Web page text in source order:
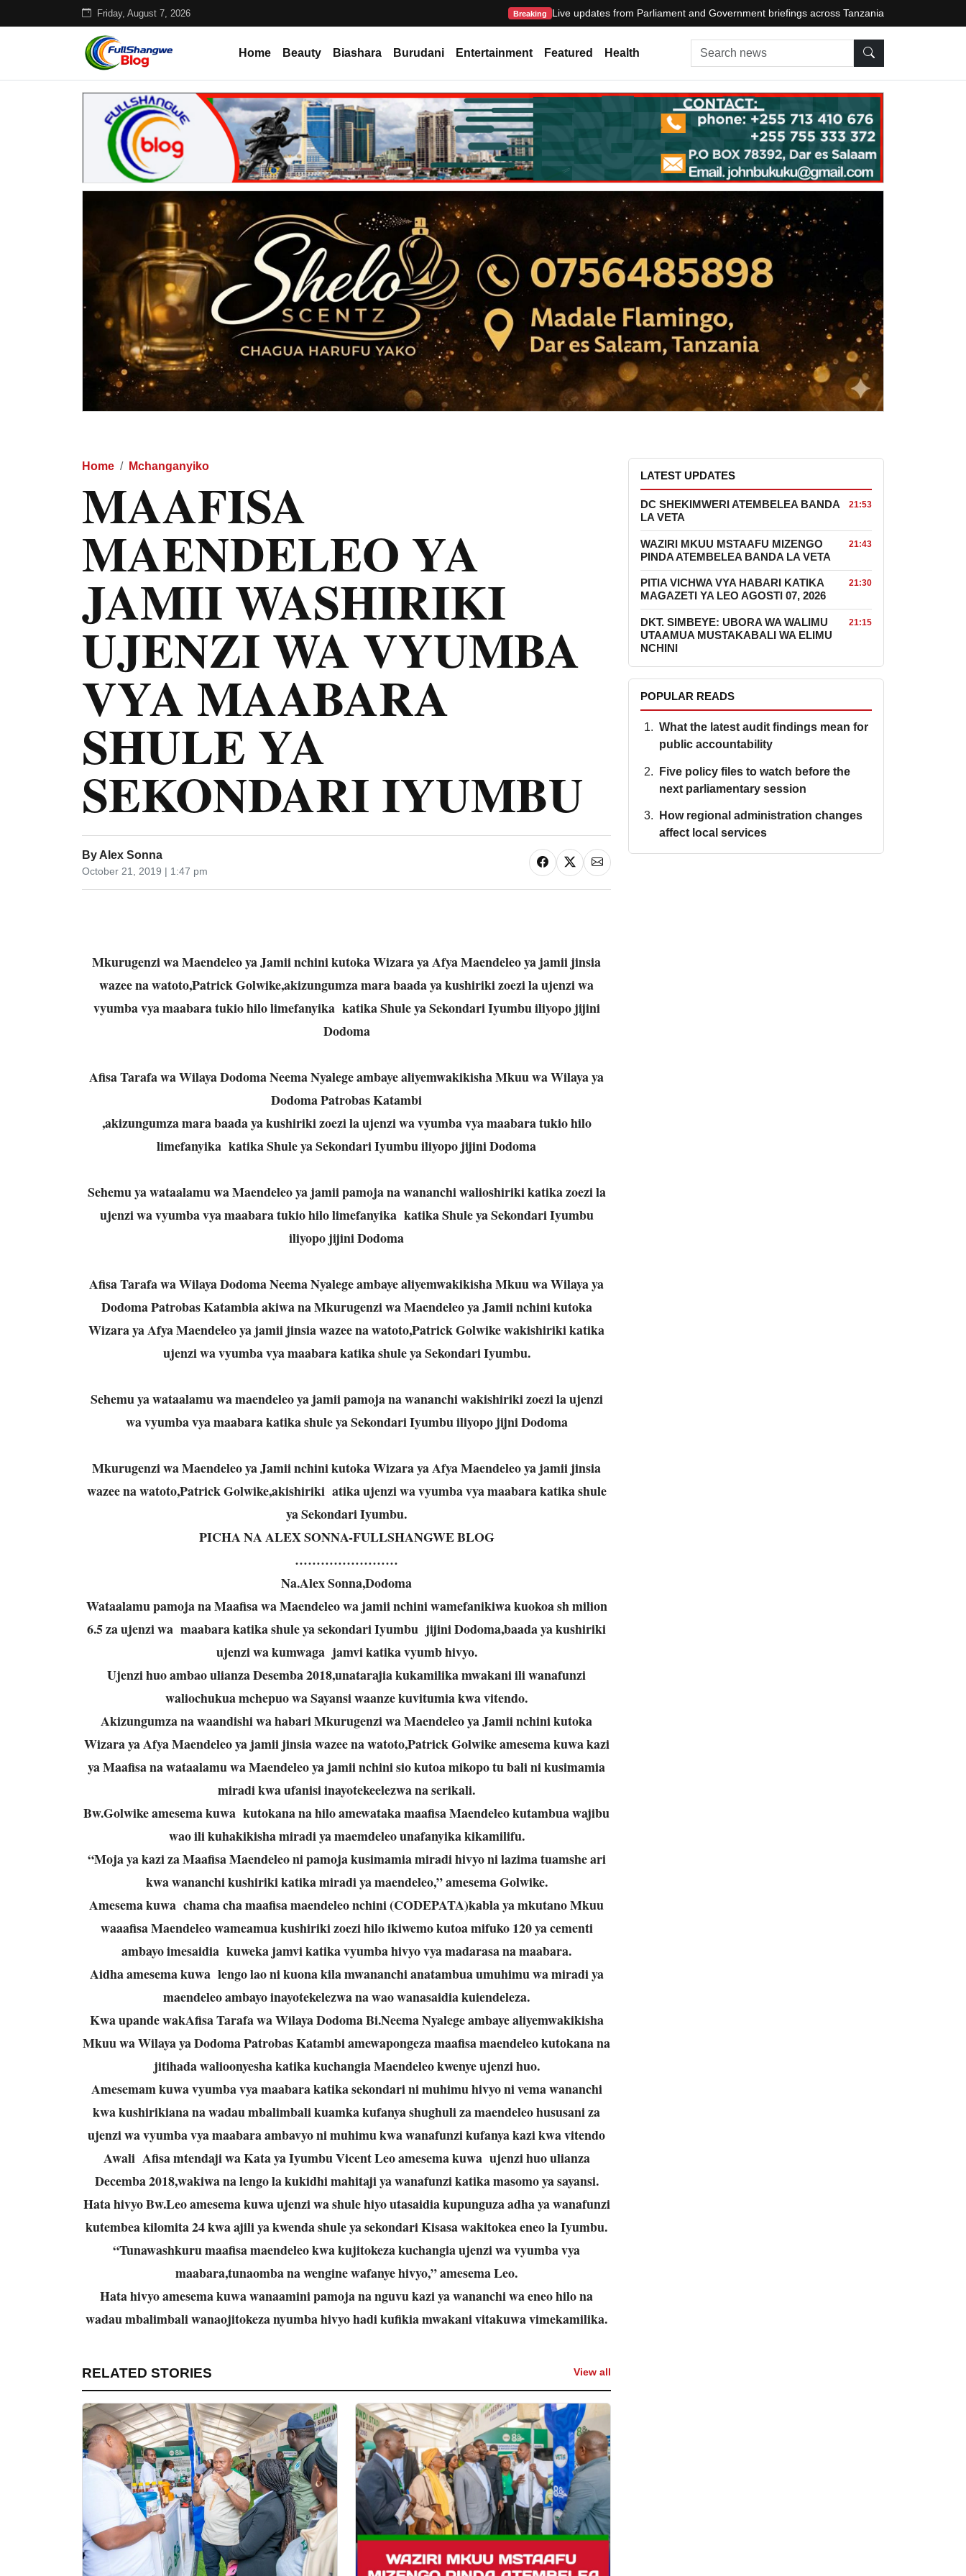
Friday, August 7, 2026 Breaking Live updates from Parliament and Government briefings across Tanzania
Home Beauty Biashara Burudani Entertainment Featured Health Search news
Home Mchanganyiko
MAAFISA
MAENDELEO YA
JAMII WASHIRIKI
UJENZI WA VYUMBA
VYA MAABARA
SHULE YA
SEKONDARI IYUMBU
By Alex Sonna
October 21, 2019 | 1:47 pm
Mkurugenzi wa Maendeleo ya Jamii nchini kutoka Wizara ya Afya Maendeleo ya jamii jinsia
wazee na watoto,Patrick Golwike,akizungumza mara baada ya kushiriki zoezi la ujenzi wa
vyumba vya maabara tukio hilo limefanyika katika Shule ya Sekondari Iyumbu iliyopo jijini
Dodoma
Afisa Tarafa wa Wilaya Dodoma Neema Nyalege ambaye aliyemwakikisha Mkuu wa Wilaya ya
Dodoma Patrobas Katambi
,akizungumza mara baada ya kushiriki zoezi la ujenzi wa vyumba vya maabara tukio hilo
limefanyika katika Shule ya Sekondari Iyumbu iliyopo jijini Dodoma
Sehemu ya wataalamu wa Maendeleo ya jamii pamoja na wananchi walioshiriki katika zoezi la
ujenzi wa vyumba vya maabara tukio hilo limefanyika katika Shule ya Sekondari Iyumbu
iliyopo jijini Dodoma
Afisa Tarafa wa Wilaya Dodoma Neema Nyalege ambaye aliyemwakikisha Mkuu wa Wilaya ya
Dodoma Patrobas Katambia akiwa na Mkurugenzi wa Maendeleo ya Jamii nchini kutoka
Wizara ya Afya Maendeleo ya jamii jinsia wazee na watoto,Patrick Golwike wakishiriki katika
ujenzi wa vyumba vya maabara katika shule ya Sekondari Iyumbu.
Sehemu ya wataalamu wa maendeleo ya jamii pamoja na wananchi wakishiriki zoezi la ujenzi
wa vyumba vya maabara katika shule ya Sekondari Iyumbu iliyopo jijni Dodoma
Mkurugenzi wa Maendeleo ya Jamii nchini kutoka Wizara ya Afya Maendeleo ya jamii jinsia
wazee na watoto,Patrick Golwike,akishiriki atika ujenzi wa vyumba vya maabara katika shule
ya Sekondari Iyumbu.
PICHA NA ALEX SONNA-FULLSHANGWE BLOG
……………………
Na.Alex Sonna,Dodoma
Wataalamu pamoja na Maafisa wa Maendeleo wa jamii nchini wamefanikiwa kuokoa sh milion
6.5 za ujenzi wa maabara katika shule ya sekondari Iyumbu jijini Dodoma,baada ya kushiriki
ujenzi wa kumwaga jamvi katika vyumb hivyo.
Ujenzi huo ambao ulianza Desemba 2018,unatarajia kukamilika mwakani ili wanafunzi
waliochukua mchepuo wa Sayansi waanze kuvitumia kwa vitendo.
Akizungumza na waandishi wa habari Mkurugenzi wa Maendeleo ya Jamii nchini kutoka
Wizara ya Afya Maendeleo ya jamii jinsia wazee na watoto,Patrick Golwike amesema kuwa kazi
ya Maafisa na wataalamu wa Maendeleo ya jamii nchini sio kutoa mikopo tu bali ni kusimamia
miradi kwa ufanisi inayotekeelezwa na serikali.
Bw.Golwike amesema kuwa kutokana na hilo amewataka maafisa Maendeleo kutambua wajibu
wao ili kuhakikisha miradi ya maemdeleo unafanyika kikamilifu.
“Moja ya kazi za Maafisa Maendeleo ni pamoja kusimamia miradi hivyo ni lazima tuamshe ari
kwa wananchi kushiriki katika miradi ya maendeleo,” amesema Golwike.
Amesema kuwa chama cha maafisa maendeleo nchini (CODEPATA)kabla ya mkutano Mkuu
waaafisa Maendeleo wameamua kushiriki zoezi hilo ikiwemo kutoa mifuko 120 ya cementi
ambayo imesaidia kuweka jamvi katika vyumba hivyo vya madarasa na maabara.
Aidha amesema kuwa lengo lao ni kuona kila mwananchi anatambua umuhimu wa miradi ya
maendeleo ambayo inayotekelezwa na wao wanasaidia kuiendeleza.
Kwa upande wakAfisa Tarafa wa Wilaya Dodoma Bi.Neema Nyalege ambaye aliyemwakikisha
Mkuu wa Wilaya ya Dodoma Patrobas Katambi amewapongeza maafisa maendeleo kutokana na
jitihada walioonyesha katika kuchangia Maendeleo kwenye ujenzi huo.
Amesemam kuwa vyumba vya maabara katika sekondari ni muhimu hivyo ni vema wananchi
kwa kushirikiana na wadau mbalimbali kuamka kufanya shughuli za maendeleo hususani za
ujenzi wa vyumba vya maabara ambavyo ni muhimu kwa wanafunzi kufanya kazi kwa vitendo
Awali Afisa mtendaji wa Kata ya Iyumbu Vicent Leo amesema kuwa ujenzi huo ulianza
Decemba 2018,wakiwa na lengo la kukidhi mahitaji ya wanafunzi katika masomo ya sayansi.
Hata hivyo Bw.Leo amesema kuwa ujenzi wa shule hiyo utasaidia kupunguza adha ya wanafunzi
kutembea kilomita 24 kwa ajili ya kwenda shule ya sekondari Kisasa wakitokea eneo la Iyumbu.
“Tunawashkuru maafisa maendeleo kwa kujitokeza kuchangia ujenzi wa vyumba vya
maabara,tunaomba na wengine wafanye hivyo,” amesema Leo.
Hata hivyo amesema kuwa wanaamini pamoja na nguvu kazi ya wananchi wa eneo hilo na
wadau mbalimbali wanaojitokeza nyumba hivyo hadi kufikia mwakani vitakuwa vimekamilika.
RELATED STORIES View all
LATEST UPDATES
DC SHEKIMWERI ATEMBELEA BANDA
LA VETA
21:53
WAZIRI MKUU MSTAAFU MIZENGO
PINDA ATEMBELEA BANDA LA VETA
21:43
PITIA VICHWA VYA HABARI KATIKA
MAGAZETI YA LEO AGOSTI 07, 2026
21:30
DKT. SIMBEYE: UBORA WA WALIMU
UTAAMUA MUSTAKABALI WA ELIMU
NCHINI
21:15
POPULAR READS
What the latest audit findings mean for
public accountability
Five policy files to watch before the
next parliamentary session
How regional administration changes
affect local services